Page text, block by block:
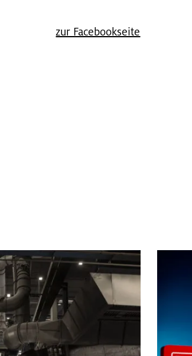
zur Face­book­sei­te